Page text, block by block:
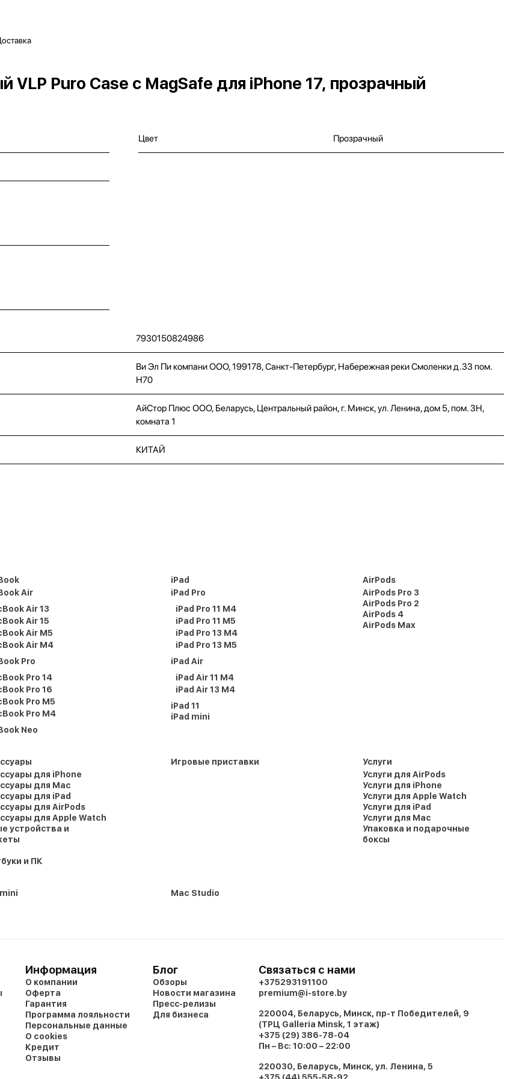
Puro Case с MagSafe для iPhone 17, прозрачный
Цвет Прозрачный
7930150824986
Ви Эл Пи компани ООО, 199178, Санкт-Петербург, Набережная реки Смоленки д.33 пом.
Н70
АйСтор Плюс ООО, Беларусь, Центральный район, г. Минск, ул. Ленина, дом 5, пом. 3Н,
комната 1
КИТАЙ
Air
Air 13
Air 15
Air M5
Air M4
Pro
Pro 14
Pro 16
Pro M5
Pro M4
Neo
iPad
iPad Pro
iPad Pro 11 M4
iPad Pro 11 M5
iPad Pro 13 M4
iPad Pro 13 M5
iPad Air
iPad Air 11 M4
iPad Air 13 M4
iPad 11
iPad mini
AirPods
AirPods Pro 3
AirPods Pro 2
AirPods 4
AirPods Max
для iPhone
для Mac
для iPad
для AirPods
для Apple Watch
устройства и
и ПК
Игровые приставки
Услуги
Услуги для AirPods
Услуги для iPhone
Услуги для Apple Watch
Услуги для iPad
Услуги для Mac
Упаковка и подарочные
боксы
Mac Studio
Информация
О компании
Оферта
Гарантия
Программа лояльности
Персональные данные
О cookies
Кредит
Отзывы
Блог
Обзоры
Новости магазина
Пресс-релизы
Для бизнеса
Связаться с нами
+375293191100
premium@i-store.by
220004, Беларусь, Минск, пр-т Победителей, 9
(ТРЦ Galleria Minsk, 1 этаж)
+375 (29) 386-78-04
Пн – Вс: 10:00 – 22:00
220030, Беларусь, Минск, ул. Ленина, 5
+375 (44) 555-58-92